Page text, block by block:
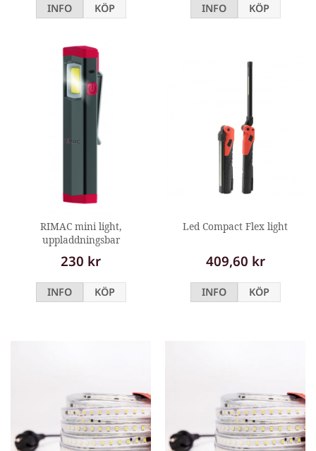
INFO KÖP INFO KÖP
RIMAC mini light,
uppladdningsbar
230 kr
INFO KÖP
Led Compact Flex light
409,60 kr
INFO KÖP